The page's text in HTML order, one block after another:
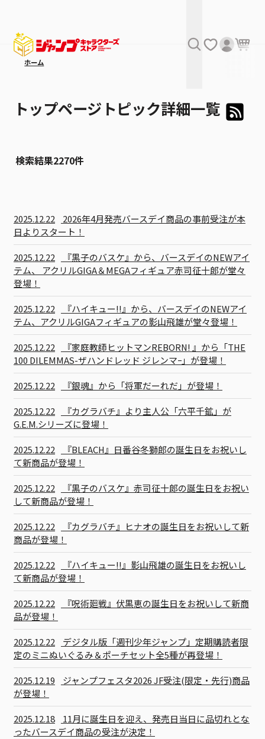
ホーム
トップページトピック詳細一覧
検索結果2270件
2025.12.22
2026年4月発売バースデイ商品の事前受注が本
日よりスタート！
2025.12.22
『黒子のバスケ』から、バースデイのNEWアイ
テム、 アクリルGIGA＆MEGAフィギュア赤司征十郎が堂々
登場！
2025.12.22
『ハイキュー!!』から、バースデイのNEWアイ
テム、アクリルGIGAフィギュアの影山飛雄が堂々登場！
2025.12.22
『家庭教師ヒットマンREBORN! 』から「THE
100 DILEMMAS-ザハンドレッド ジレンマｰ」が登場！
2025.12.22 『銀魂』から「将軍だーれだ」が登場！
2025.12.22
『カグラバチ』より主人公「六平千鉱」が
G.E.M.シリーズに登場！
2025.12.22
『BLEACH』日番谷冬獅郎の誕生日をお祝いし
て新商品が登場！
2025.12.22
『黒子のバスケ』赤司征十郎の誕生日をお祝い
して新商品が登場！
2025.12.22
『カグラバチ』ヒナオの誕生日をお祝いして新
商品が登場！
2025.12.22
『ハイキュー!!』影山飛雄の誕生日をお祝いし
て新商品が登場！
2025.12.22
『呪術廻戦』伏黒恵の誕生日をお祝いして新商
品が登場！
2025.12.22
デジタル版「週刊少年ジャンプ」定期購読者限
定のミニぬいぐるみ＆ポーチセット全5種が再登場！
2025.12.19
ジャンプフェスタ2026 JF受注(限定・先行)商品
が登場！
2025.12.18
11月に誕生日を迎え、発売日当日に品切れとな
ったバースデイ商品の受注が決定！